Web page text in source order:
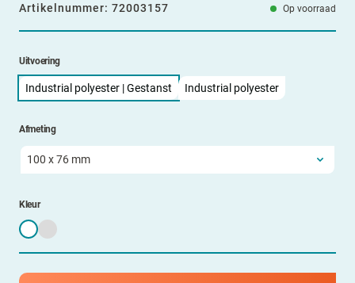
Artikelnummer: 72003157 Op voorraad
Uitvoering
Industrial polyester | Gestanst Industrial polyester
Afmeting
Kleur